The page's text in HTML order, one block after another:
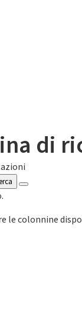
di
le colonnine